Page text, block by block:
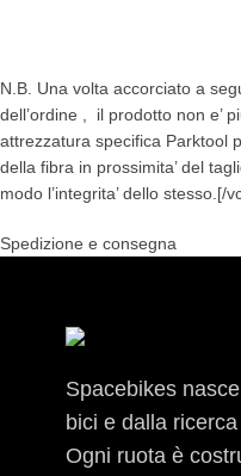
N.B. Una volta accorciato a
dell’ordine , il prodotto non e’
attrezzatura specifica Parktool
della fibra in prossimita’ del
modo l’integrita’ dello
Spedizione e consegna
Spacebikes
bici e dalla
Ogni ruota è